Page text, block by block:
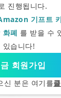
진행됩니다.
기프트
화폐 를 받을 수
있습니다!
회원가입
신 분은 여기를
토큰 (Non-
Financial
기술 (New